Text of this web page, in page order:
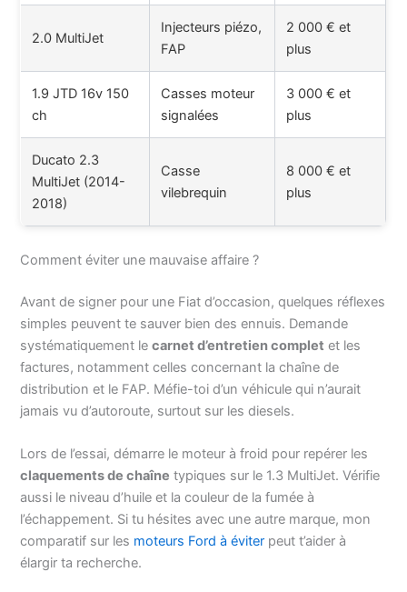
2.0 MultiJet
Injecteurs piézo,
FAP
2 000 € et
plus
1.9 JTD 16v 150
ch
Casses moteur
signalées
3 000 € et
plus
Ducato 2.3
MultiJet (2014-
2018)
Casse
vilebrequin
8 000 € et
plus
Comment éviter une mauvaise affaire ?
Avant de signer pour une Fiat d’occasion, quelques réflexes
simples peuvent te sauver bien des ennuis. Demande
systématiquement lecarnet d’entretien complet et les
factures, notamment celles concernant la chaîne de
distribution et le FAP. Méfie-toi d’un véhicule qui n’aurait
jamais vu d’autoroute, surtout sur les diesels.
Lors de l’essai, démarre le moteur à froid pour repérer les
claquements de chaîne typiques sur le 1.3 MultiJet. Vérifie
aussi le niveau d’huile et la couleur de la fumée à
l’échappement. Si tu hésites avec une autre marque, mon
comparatif sur les moteurs Ford à éviter peut t’aider à
élargir ta recherche.